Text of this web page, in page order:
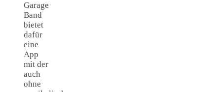
Garage
Band
bietet
dafür
eine
App
mit der
auch
ohne